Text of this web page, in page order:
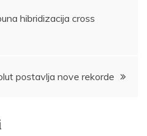
hibridizacija cross
postavlja nove rekorde